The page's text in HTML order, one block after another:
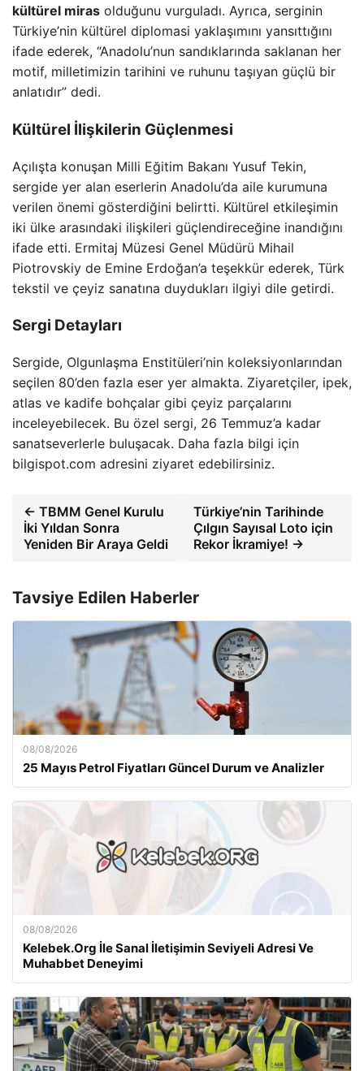
kültürel miras olduğunu vurguladı. Ayrıca, serginin
Türkiye’nin kültürel diplomasi yaklaşımını yansıttığını
ifade ederek, “Anadolu’nun sandıklarında saklanan her
motif, milletimizin tarihini ve ruhunu taşıyan güçlü bir
anlatıdır” dedi.
Kültürel İlişkilerin Güçlenmesi
Açılışta konuşan Milli Eğitim Bakanı Yusuf Tekin,
sergide yer alan eserlerin Anadolu’da aile kurumuna
verilen önemi gösterdiğini belirtti. Kültürel etkileşimin
iki ülke arasındaki ilişkileri güçlendireceğine inandığını
ifade etti. Ermitaj Müzesi Genel Müdürü Mihail
Piotrovskiy de Emine Erdoğan’a teşekkür ederek, Türk
tekstil ve çeyiz sanatına duydukları ilgiyi dile getirdi.
Sergi Detayları
Sergide, Olgunlaşma Enstitüleri’nin koleksiyonlarından
seçilen 80’den fazla eser yer almakta. Ziyaretçiler, ipek,
atlas ve kadife bohçalar gibi çeyiz parçalarını
inceleyebilecek. Bu özel sergi, 26 Temmuz’a kadar
sanatseverlerle buluşacak. Daha fazla bilgi için
bilgispot.com adresini ziyaret edebilirsiniz.
← TBMM Genel Kurulu
İki Yıldan Sonra
Yeniden Bir Araya Geldi
Türkiye’nin Tarihinde
Çılgın Sayısal Loto için
Rekor İkramiye! →
Tavsiye Edilen Haberler
08/08/2026
25 Mayıs Petrol Fiyatları Güncel Durum ve Analizler
08/08/2026
Kelebek.Org İle Sanal İletişimin Seviyeli Adresi Ve
Muhabbet Deneyimi